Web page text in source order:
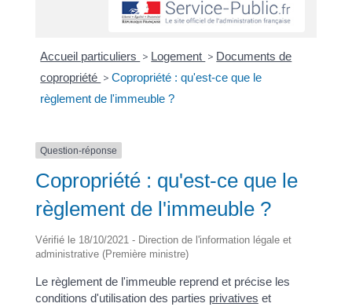
Accueil particuliers > Logement > Documents de
copropriété > Copropriété : qu'est-ce que le
règlement de l'immeuble ?
Question-réponse
Copropriété : qu'est-ce que le
règlement de l'immeuble ?
Vérifié le 18/10/2021 - Direction de l'information légale et
administrative (Première ministre)
Le règlement de l'immeuble reprend et précise les
conditions d'utilisation des parties privatives et